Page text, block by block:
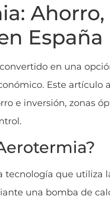
España
en una
Este artículo
e inversión, zonas
tecnología que utiliza
una bomba de